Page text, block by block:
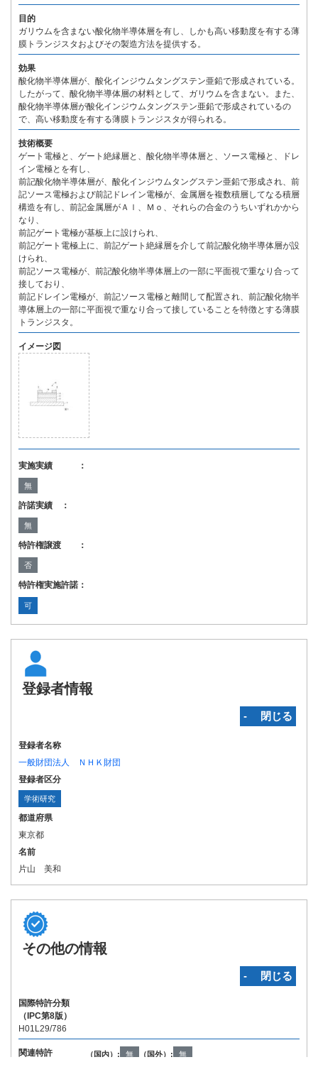
目的
ガリウムを含まない酸化物半導体層を有し、しかも高い移動度を有する薄
膜トランジスタおよびその製造方法を提供する。
効果
酸化物半導体層が、酸化インジウムタングステン亜鉛で形成されている。
したがって、酸化物半導体層の材料として、ガリウムを含まない。また、
酸化物半導体層が酸化インジウムタングステン亜鉛で形成されているの
で、高い移動度を有する薄膜トランジスタが得られる。
技術概要
ゲート電極と、ゲート絶縁層と、酸化物半導体層と、ソース電極と、ドレ
イン電極とを有し、
前記酸化物半導体層が、酸化インジウムタングステン亜鉛で形成され、前
記ソース電極および前記ドレイン電極が、金属層を複数積層してなる積層
構造を有し、前記金属層がＡｌ、Ｍｏ、それらの合金のうちいずれかから
なり、
前記ゲート電極が基板上に設けられ、
前記ゲート電極上に、前記ゲート絶縁層を介して前記酸化物半導体層が設
けられ、
前記ソース電極が、前記酸化物半導体層上の一部に平面視で重なり合って
接しており、
前記ドレイン電極が、前記ソース電極と離間して配置され、前記酸化物半
導体層上の一部に平面視で重なり合って接していることを特徴とする薄膜
トランジスタ。
イメージ図
実施実績 ：
無
許諾実績 ：
無
特許権譲渡 ：
否
特許権実施許諾：
可
登録者情報
‐ 閉じる
登録者名称
一般財団法人 ＮＨＫ財団
登録者区分
学術研究
都道府県
東京都
名前
片山 美和
その他の情報
‐ 閉じる
国際特許分類
（IPC第8版）
H01L29/786
関連特許 （国内）: 無 （国外）: 無